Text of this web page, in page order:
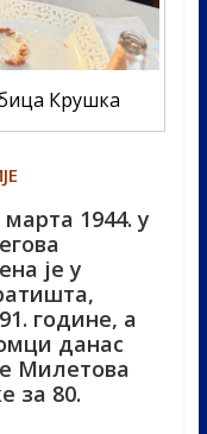
Крушка
1944. у
је у
године, а
данас
Милетова
за 80.